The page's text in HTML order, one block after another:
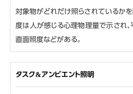
対象物がどれだけ照らされているか
度は人が感じる心理物理量で示され、
直面照度などがある。
タスク&アンビエント照明